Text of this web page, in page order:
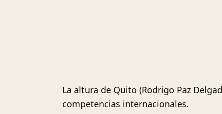
La altura de Quito (Rodrigo Paz
competencias internacionales.